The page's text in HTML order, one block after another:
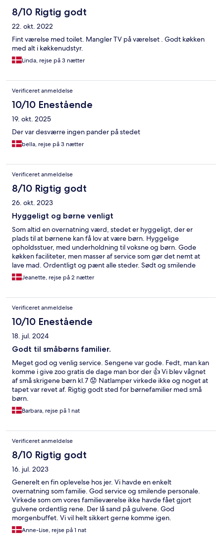
8/10 Rigtig godt
22. okt. 2022
Fint værelse med toilet. Mangler TV på værelset . Godt køkken
med alt i køkkenudstyr.
Linda, rejse på 3 nætter
Verificeret anmeldelse
10/10 Enestående
19. okt. 2025
Der var desværre ingen pander på stedet
bella, rejse på 3 nætter
Verificeret anmeldelse
8/10 Rigtig godt
26. okt. 2023
Hyggeligt og børne venligt
Som altid en overnatning værd, stedet er hyggeligt, der er
plads til at børnene kan få lov at være børn. Hyggelige
opholdsstuer, med underholdning til voksne og børn. Gode
køkken faciliteter, men masser af service som gør det nemt at
lave mad. Ordentligt og pænt alle steder. Sødt og smilende
personale. Ikke sidste gang vi smutter fordi der.
Jeanette, rejse på 2 nætter
Verificeret anmeldelse
10/10 Enestående
18. jul. 2024
Godt til småbørns familier.
Meget god og venlig service. Sengene var gode. Fedt, man kan
komme i give zoo gratis de dage man bor der 👍 Vi blev vågnet
af små skrigene børn kl.7 😟 Natlamper virkede ikke og noget at
tapet var revet af. Rigtig godt sted for børnefamilier med små
børn.
Barbara, rejse på 1 nat
Verificeret anmeldelse
8/10 Rigtig godt
16. jul. 2023
Generelt en fin oplevelse hos jer. Vi havde en enkelt
overnatning som familie. God service og smilende personale.
Virkede som om vores familieværelse ikke havde fået gjort
gulvene ordentlig rene. Der lå sand på gulvene. God
morgenbuffet. Vi vil helt sikkert gerne komme igen.
Anne-Lise, rejse på 1 nat